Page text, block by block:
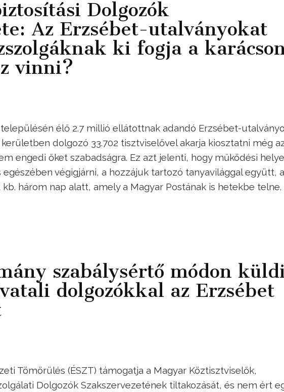
Dolgozók
Az Erzsébet-utalványokat
ki fogja a
vinni?
településén élő 2.7 millió ellátottnak adandó Erzsébet-
kerületben dolgozó 33.702 tisztviselővel akarja kiosztatni még
engedi őket szabadságra. Ez azt jelenti, hogy működési
végigjárni, a hozzájuk tartozó tanyavilággal együtt, a
három nap alatt, amely a Magyar Postának is hetekbe telne.
szabálysértő módon
dolgozókkal az Erzsébet
Tömörülés (ÉSZT) támogatja a Magyar Köztisztviselők,
Dolgozók Szakszervezetének tiltakozását, és nem ért